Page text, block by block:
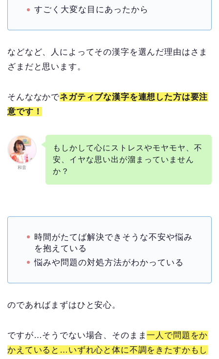
すごく大変な目にあったから
などなど、人によってその漢字を選んだ理由はさま
ざまだと思います。
そんななかでネガティブな漢字を連想した方は要注
意です！
和音
もしかして心にストレスやモヤモヤ、不
安、イヤな思い出が溜まっていません
か？
時間がたてば解決できそうな不安や悩み
を抱えている
悩みや問題の対処方法がわかっている
のであればまずはひと安心。
ですが…そうでない場合、そのまま一人で問題をか
かえていると…いずれ心と体に不調をきたすかもし